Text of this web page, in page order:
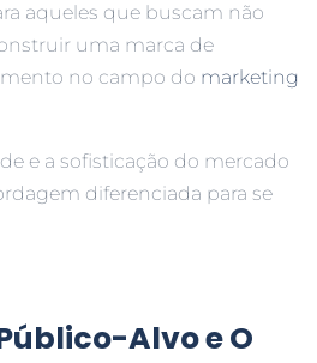
aqueles que buscam não
uma marca de
no campo do marketing
e a sofisticação do mercado
diferenciada para se
Alvo e O